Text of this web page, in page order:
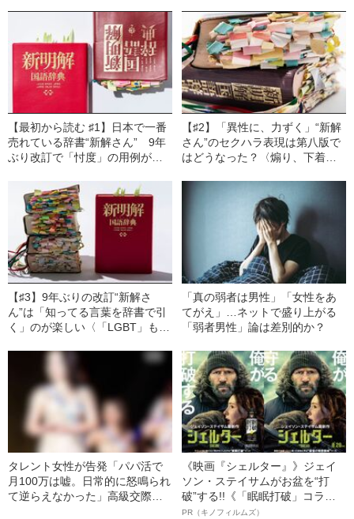
【最初から読む ♯1】日本で一番
売れている辞書“新解さん” 9年
ぶり改訂で「忖度」の用例が変
【♯2】「異性に、力ずく」“新解
さん”のセクハラ表現は第八版で
はどうなった？〈煽り、下着、
【♯3】9年ぶりの改訂“新解さ
ん”は「知ってる言葉を辞書で引
く」のが楽しい〈「LGBT」も登
「真の弱者は男性」「女性をあ
てがえ」…ネットで盛り上がる
「弱者男性」論は差別的か？
タレント女性が告発「パパ活で
月100万は嘘。日常的に怒鳴られ
て逆らえなかった」高級交際ク
《映画『シェルター』》ジェイ
ソン・ステイサムがお盆を“打
破”する!!《「眠眠打破」コラ
ボ》
PR（キノフィルムズ）